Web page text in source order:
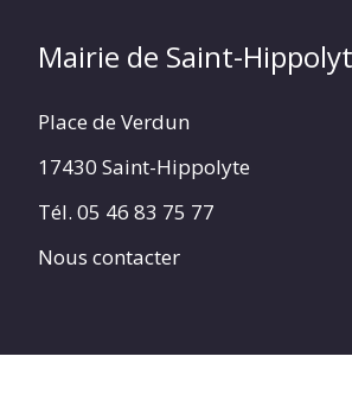
Mairie de Saint-
Place de Verdun
17430 Saint-Hippolyte
Tél. 05 46 83 75 77
Nous contacter